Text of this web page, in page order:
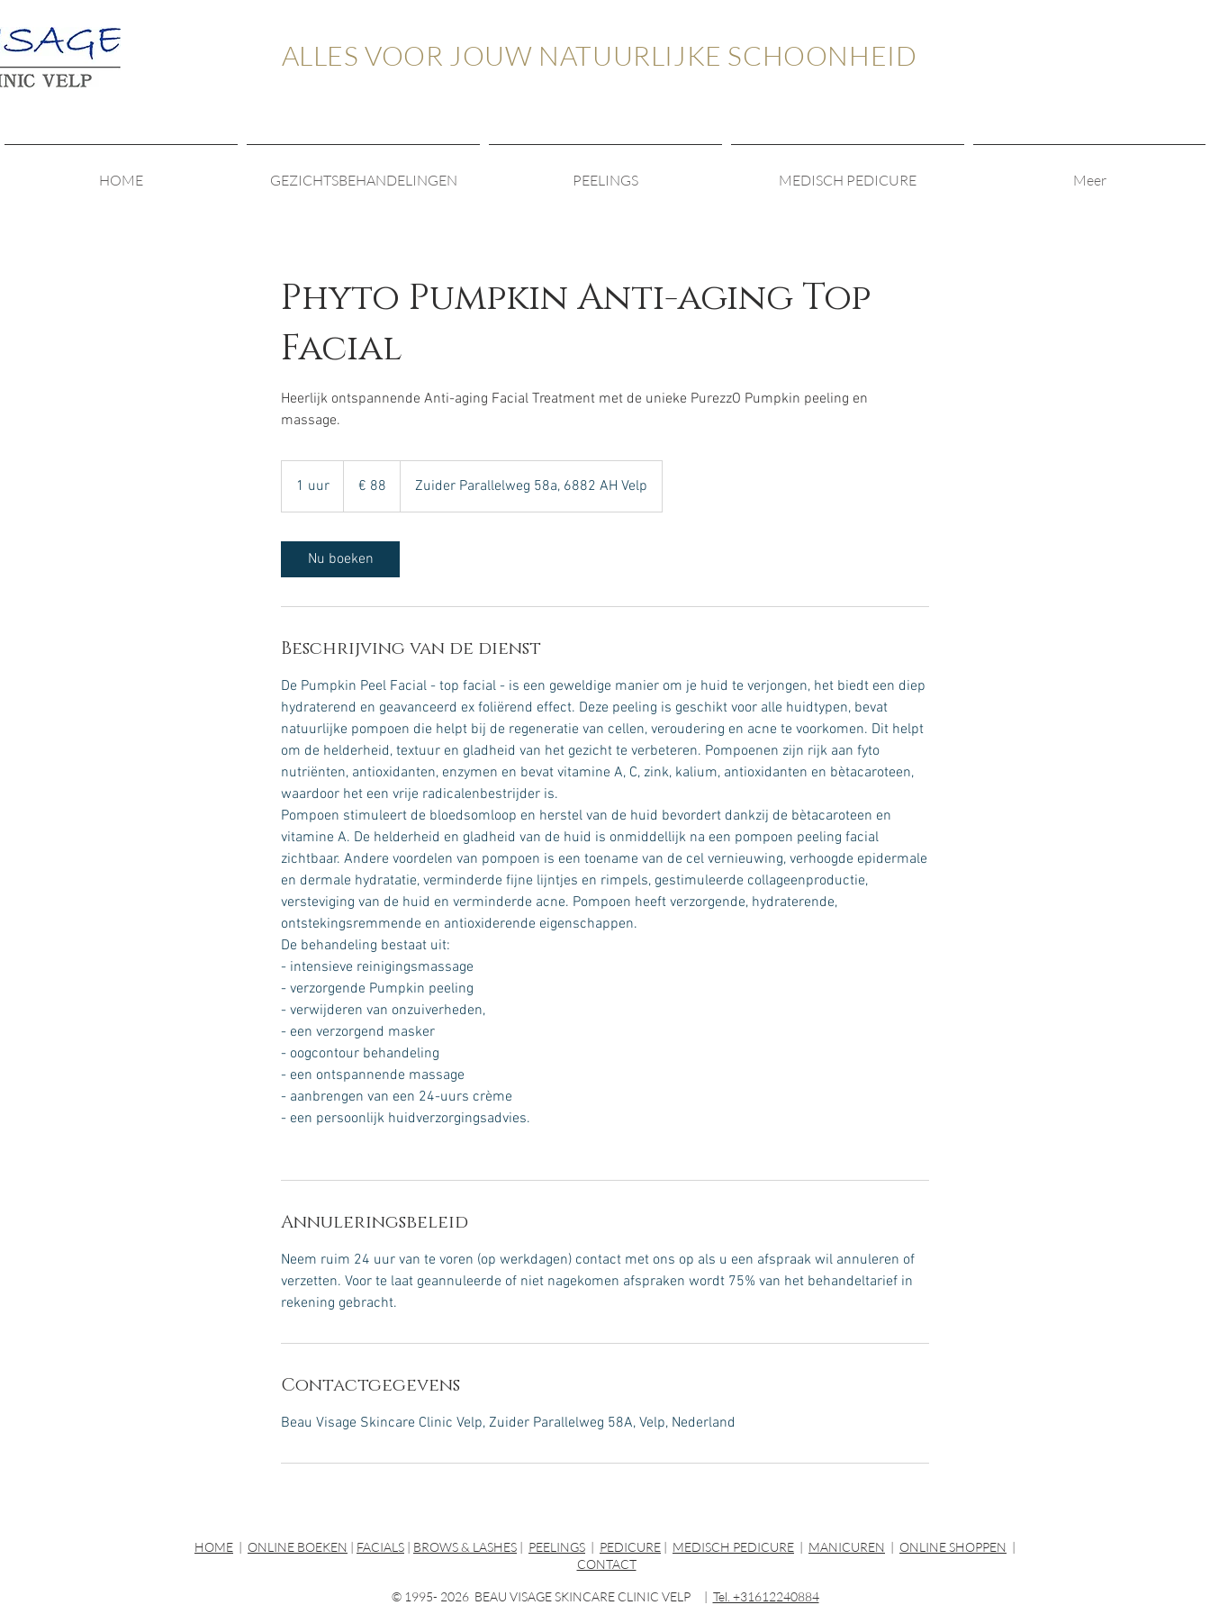
ALLES VOOR JOUW NATUURLIJKE SCHOONHEID
HOME GEZICHTSBEHANDELINGEN PEELINGS MEDISCH PEDICURE Meer
Phyto Pumpkin Anti-aging Top
Facial
Heerlijk ontspannende Anti-aging Facial Treatment met de unieke PurezzO Pumpkin peeling en
massage.
1 uur
u
€ 88 Zuider Parallelweg 58a, 6882 AH Velp
Nu boeken
Beschrijving van de dienst
De Pumpkin Peel Facial - top facial - is een geweldige manier om je huid te verjongen, het biedt een diep
hydraterend en geavanceerd ex foliërend effect. Deze peeling is geschikt voor alle huidtypen, bevat
natuurlijke pompoen die helpt bij de regeneratie van cellen, veroudering en acne te voorkomen. Dit helpt
om de helderheid, textuur en gladheid van het gezicht te verbeteren. Pompoenen zijn rijk aan fyto
nutriënten, antioxidanten, enzymen en bevat vitamine A, C, zink, kalium, antioxidanten en bètacaroteen,
waardoor het een vrije radicalenbestrijder is.
Pompoen stimuleert de bloedsomloop en herstel van de huid bevordert dankzij de bètacaroteen en
vitamine A. De helderheid en gladheid van de huid is onmiddellijk na een pompoen peeling facial
zichtbaar. Andere voordelen van pompoen is een toename van de cel vernieuwing, verhoogde epidermale
en dermale hydratatie, verminderde fijne lijntjes en rimpels, gestimuleerde collageenproductie,
versteviging van de huid en verminderde acne. Pompoen heeft verzorgende, hydraterende,
ontstekingsremmende en antioxiderende eigenschappen.
De behandeling bestaat uit:
- intensieve reinigingsmassage
- verzorgende Pumpkin peeling
- verwijderen van onzuiverheden,
- een verzorgend masker
- oogcontour behandeling
- een ontspannende massage
- aanbrengen van een 24-uurs crème
- een persoonlijk huidverzorgingsadvies.
Annuleringsbeleid
Neem ruim 24 uur van te voren (op werkdagen) contact met ons op als u een afspraak wil annuleren of
verzetten. Voor te laat geannuleerde of niet nagekomen afspraken wordt 75% van het behandeltarief in
rekening gebracht.
Contactgegevens
Beau Visage Skincare Clinic Velp, Zuider Parallelweg 58A, Velp, Nederland
HOME | ONLINE BOEKEN | FACIALS | BROWS & LASHES | PEELINGS | PEDICURE | MEDISCH PEDICURE | MANICUREN | ONLINE SHOPPEN |
CONTACT
© 1995- 2026 BEAU VISAGE SKINCARE CLINIC VELP | Tel. +31612240884